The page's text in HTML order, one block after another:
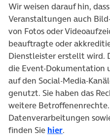
Wir weisen darauf hin,
Veranstaltungen auch
von Fotos oder
beauftragte oder
Dienstleister erstellt wird.
die Event-Dokumentation
auf den Social-Media-
genutzt. Sie haben das
weitere
Datenverarbeitungen
finden Sie hier.